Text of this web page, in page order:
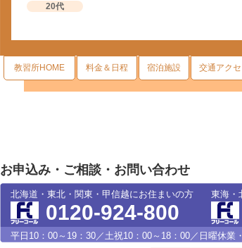
20代
教習所HOME 料金＆日程 宿泊施設 交通アク
お申込み・ご相談・お問い合わせ
北海道・東北・関東・甲信越にお住まいの方
0120-924-800
東海・
平日10：00～19：30／土祝10：00～18：00／日曜休業